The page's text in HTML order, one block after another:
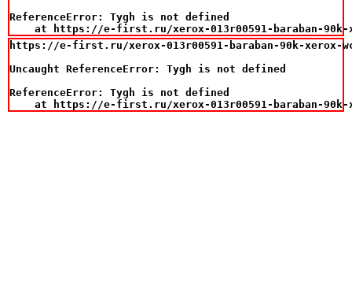
ReferenceError: Tygh is not defined
at https://e-first.ru/xerox-013r00591-baraban-
https://e-first.ru/xerox-013r00591-baraban-90k-xerox-wc-
Uncaught ReferenceError: Tygh is not defined
ReferenceError: Tygh is not defined
at https://e-first.ru/xerox-013r00591-baraban-